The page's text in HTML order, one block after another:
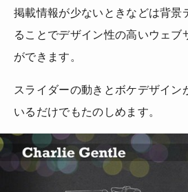
掲載情報が少ないときなどは背景
ることでデザイン性の高いウェブ
ができます。
スライダーの動きとボケデザイン
いるだけでもたのしめます。